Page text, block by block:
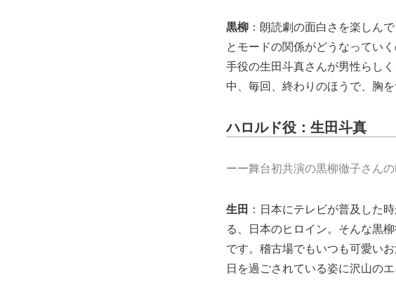
黒柳 ：朗読劇の面白さを楽しん
とモードの関係がどうなってい
手役の生田斗真さんが男性らし
中、毎回、終わりのほうで、胸を
ハロルド役：生田斗真
ーー舞台初共演の黒柳徹子さんの
生田 ：日本にテレビが普及した
る、日本のヒロイン。そんな黒
です。稽古場でもいつも可愛い
日を過ごされている姿に沢山の